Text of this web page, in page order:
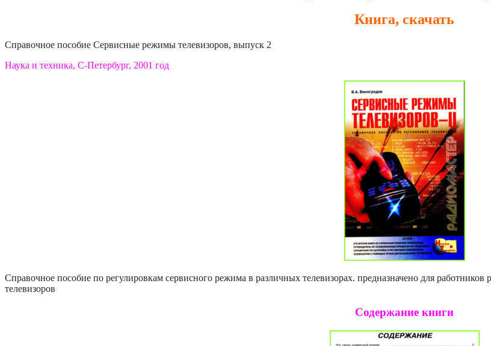
Книга, скачать
Справочное пособие Сервисные режимы телевизоров, выпуск 2
Наука и техника, С-Петербург, 2001 год
Справочное пособие по регулировкам сервисного режима в различных телевизорах. предназначено для
телевизоров
Содержание книги